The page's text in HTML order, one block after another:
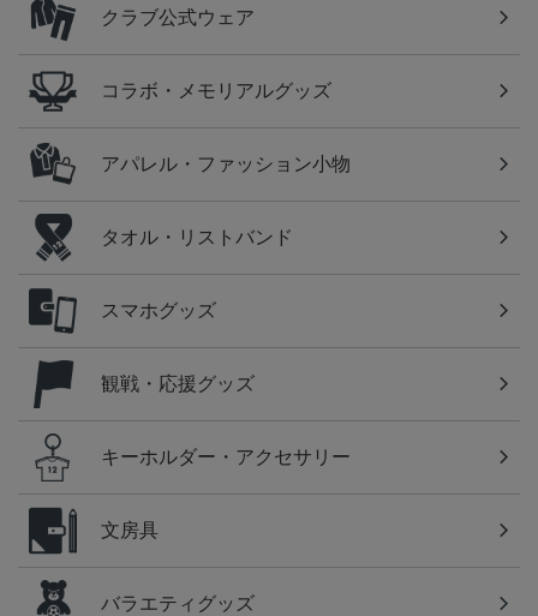
クラブ公式ウェア
コラボ・メモリアルグッズ
アパレル・ファッション小物
タオル・リストバンド
スマホグッズ
観戦・応援グッズ
キーホルダー・アクセサリー
文房具
バラエティグッズ